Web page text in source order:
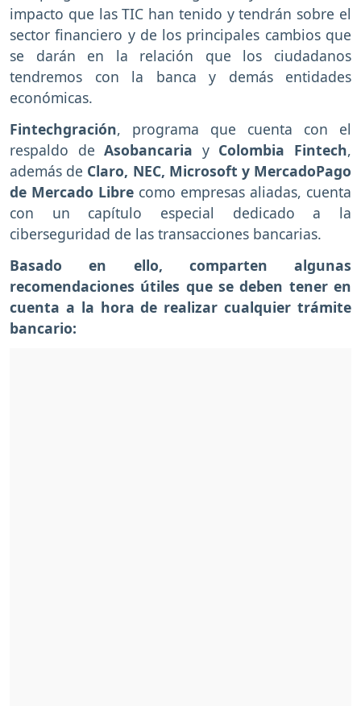
impacto que las TIC han tenido y tendrán sobre el
sector financiero y de los principales cambios que
se darán en la relación que los ciudadanos
tendremos con la banca y demás entidades
económicas.
Fintechgración, programa que cuenta con el
respaldo deAsobancaria y Colombia Fintech,
además de Claro, NEC, Microsoft y MercadoPago
de Mercado Libre como empresas aliadas, cuenta
con un capítulo especial dedicado a la
ciberseguridad de las transacciones bancarias.
Basado en ello, comparten algunas
recomendaciones útiles que se deben tener en
cuenta a la hora de realizar cualquier trámite
bancario: